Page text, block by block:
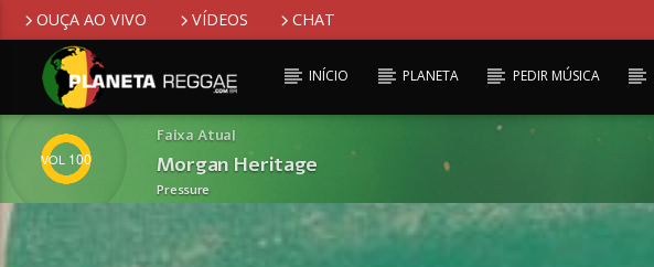
OUÇA AO VIVO VÍDEOS CHAT
INÍCIO PLANETA PEDIR MÚSICA
100
Faixa Atual
Morgan Heritage
Pressure